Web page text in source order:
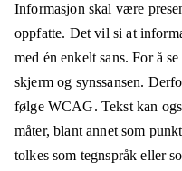
Informasjon skal være
oppfatte. Det vil si at
med én enkelt sans. For å
skjerm og synssansen.
følge WCAG. Tekst kan
måter, blant annet som
tolkes som tegnspråk eller